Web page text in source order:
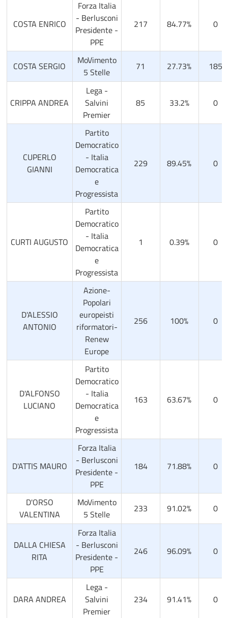
COSTA ENRICO
Forza Italia
- Berlusconi
Presidente -
PPE
217 84.77% 0
COSTA SERGIO
MoVimento
5 Stelle
71 27.73% 185
CRIPPA ANDREA
Lega -
Salvini
Premier
85 33.2% 0
CUPERLO
GIANNI
Partito
Democratico
- Italia
Democratica
e
Progressista
229 89.45% 0
CURTI AUGUSTO
Partito
Democratico
- Italia
Democratica
e
Progressista
1 0.39% 0
D'ALESSIO
ANTONIO
Azione-
Popolari
europeisti
riformatori-
Renew
Europe
256 100% 0
D'ALFONSO
LUCIANO
Partito
Democratico
- Italia
Democratica
e
Progressista
163 63.67% 0
D'ATTIS MAURO
Forza Italia
- Berlusconi
Presidente -
PPE
184 71.88% 0
D'ORSO
VALENTINA
MoVimento
5 Stelle
233 91.02% 0
DALLA CHIESA
RITA
Forza Italia
- Berlusconi
Presidente -
PPE
246 96.09% 0
DARA ANDREA
Lega -
Salvini
Premier
234 91.41% 0